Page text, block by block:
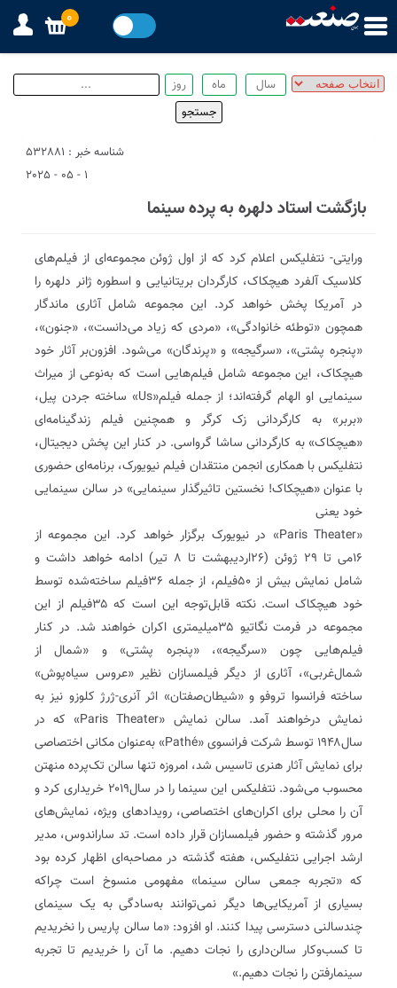
شناسه خبر : 532881
1 - 05 - 2025
بازگشت استاد دلهره به پرده سینما
ورایتی- نتفلیکس اعلام کرد که از اول ژوئن مجموعه‌ای از فیلم‌های
کلاسیک آلفرد هیچکاک، کارگردان بریتانیایی و اسطوره ژانر دلهره را
در آمریکا پخش خواهد کرد. این مجموعه شامل آثاری ماندگار
همچون «توطئه خانوادگی»، «مردی که زیاد می‌دانست»، «جنون»،
«پنجره پشتی»، «سرگیجه» و «پرندگان» می‌شود. افزون‌بر آثار خود
هیچکاک، این مجموعه شامل فیلم‌هایی است که به‌نوعی از میراث
سینمایی او الهام گرفته‌اند؛ از جمله فیلم«Us» ساخته جردن پیل،
«بربر» به کارگردانی زک کرگر و همچنین فیلم زندگینامه‌ای
«هیچکاک» به کارگردانی ساشا گرواسی. در کنار این پخش دیجیتال،
نتفلیکس با همکاری انجمن منتقدان فیلم نیویورک، برنامه‌ای حضوری
با عنوان «هیچکاک! نخستین تاثیرگذار سینمایی» در سالن سینمایی
خود یعنی
«Paris Theater» در نیویورک برگزار خواهد کرد. این مجموعه از
16می ‌تا ۲۹ ژوئن (۲۶‌اردیبهشت تا 8 تیر) ادامه خواهد داشت و
شامل نمایش بیش از ۵۰فیلم، از جمله ۳۶فیلم ساخته‌شده توسط
خود هیچکاک است. نکته قابل‌توجه این است که ۳۵فیلم از این
مجموعه در فرمت نگاتیو ۳۵میلیمتری اکران خواهند شد. در کنار
فیلم‌هایی چون «سرگیجه»، «پنجره پشتی» و «شمال از
شمال‌غربی»، آثاری از دیگر فیلمسازان نظیر «عروس سیاه‌پوش»
ساخته فرانسوا تروفو و «شیطان‌صفتان» اثر آنری-ژرژ کلوزو نیز به
نمایش درخواهند آمد. سالن نمایش «Paris Theater» که در
سال۱۹۴۸ توسط شرکت فرانسوی «Pathé» به‌عنوان مکانی اختصاصی
برای نمایش آثار هنری تاسیس شد، امروزه تنها سالن تک‌پرده منهتن
محسوب می‌شود. نتفلیکس این سینما را در سال۲۰۱۹ خریداری کرد و
آن را محلی برای اکران‌های اختصاصی، رویدادهای ویژه، نمایش‌های
مرور گذشته و حضور فیلمسازان قرار داده است. تد ساراندوس، مدیر
ارشد اجرایی نتفلیکس، هفته گذشته در مصاحبه‌ای اظهار کرده بود
که «تجربه جمعی سالن سینما» مفهومی منسوخ است چراکه
بسیاری از آمریکایی‌ها دیگر نمی‌توانند به‌سادگی به یک سینمای
چندسالنی دسترسی پیدا کنند. او افزود: «ما سالن پاریس را نخریدیم
تا کسب‌وکار سالن‌داری را نجات دهیم. ما آن را خریدیم تا تجربه
سینمارفتن را نجات دهیم.»
0